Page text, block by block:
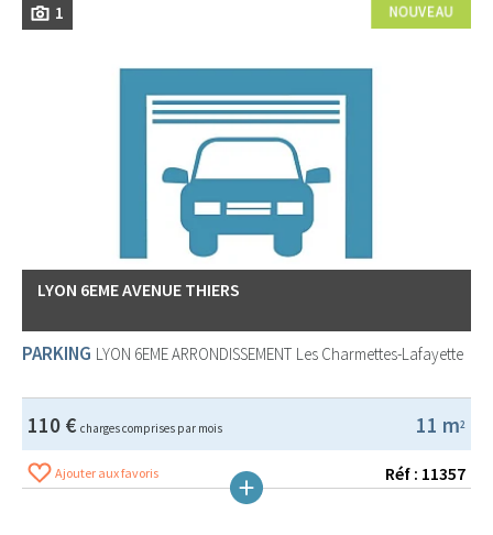
1
LYON 6EME AVENUE THIERS
PARKING LYON 6EME ARRONDISSEMENT Les Charmettes-Lafayette
11 m2
110 € charges comprises par mois
Ajouter aux favoris Réf : 11357